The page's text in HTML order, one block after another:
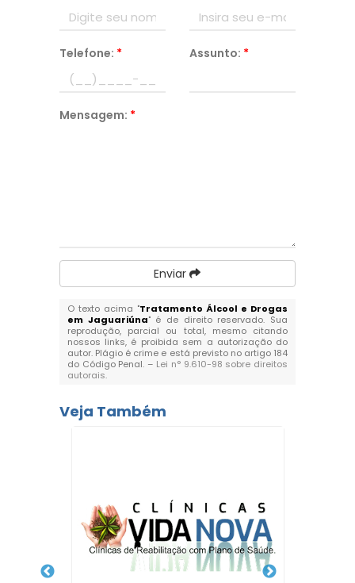
Telefone: * Assunto: *
Mensagem: *
Enviar
O texto acima "Tratamento Álcool e Drogas
em Jaguariúna" é de direito reservado. Sua
reprodução, parcial ou total, mesmo citando
nossos links, é proibida sem a autorização do
autor. Plágio é crime e está previsto no artigo 184
do Código Penal. – Lei n° 9.610-98 sobre direitos
autorais.
Veja Também